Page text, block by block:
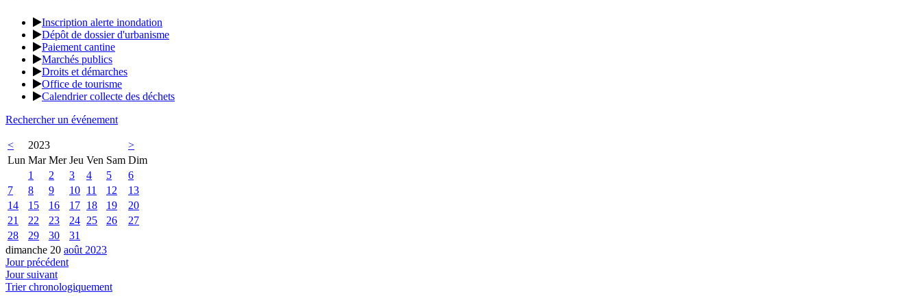
Inscription alerte inondation
Dépôt de dossier d'urbanisme
Paiement cantine
Marchés publics
Droits et démarches
Office de tourisme
Calendrier collecte des déchets
Rechercher un événement
< 2023
>
Lun Mar Mer Jeu Ven Sam Dim
1
2 3 4 5
6
7
8 9 10 11 12
13
14
15 16 17 18 19
20
21
22 23 24 25 26
27
28
29 30
31
dimanche 20 août 2023
Jour précédent
Jour suivant
Trier chronologiquement